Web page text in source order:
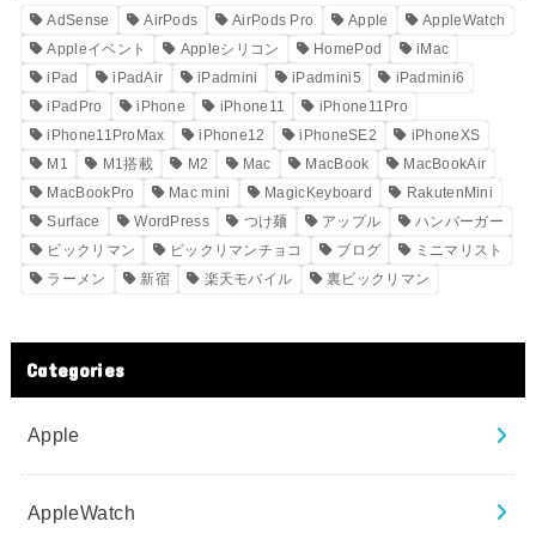
AdSense AirPods AirPods Pro Apple
AppleWatch
Appleイベント
Appleシリコン HomePod
iMac
iPad
iPadAir iPadmini iPadmini5
iPadmini6
iPadPro
iPhone iPhone11
iPhone11Pro
iPhone11ProMax
iPhone12 iPhoneSE2
iPhoneXS
M1
M1搭載 M2 Mac MacBook
MacBookAir
MacBookPro
Mac mini MagicKeyboard
RakutenMini
Surface
WordPress つけ麺 アップル
ハンバーガー
ビックリマン
ビックリマンチョコ ブログ
ミニマリスト
ラーメン
新宿 楽天モバイル 裏ビックリマン
Categories
Apple
AppleWatch